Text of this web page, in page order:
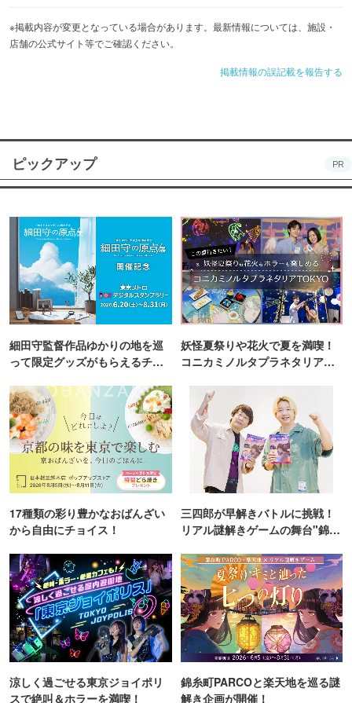
※掲載内容が変更となっている場合があります。最新情報については、施設・
店舗の公式サイト等でご確認ください。
掲載情報の誤記載を報告する
ピックアップ PR
細田守監督作品ゆかりの地を巡
って限定グッズがもらえるチャ
妖怪夏祭りや花火で夏を満喫！
コニカミノルタプラネタリア
17種類の彩り豊かなおばんざい
から自由にチョイス！
三四郎が早解きバトルに挑戦！
リアル謎解きゲームの舞台"錦糸
涼しく過ごせる東京ジョイポリ
スで絶叫＆ホラーを満喫！
錦糸町PARCOと楽天地を巡る謎
解き企画が開催！